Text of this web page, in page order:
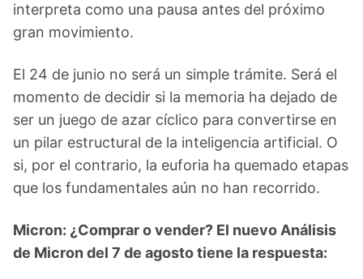
interpreta como una pausa antes del próximo
gran movimiento.
El 24 de junio no será un simple trámite. Será el
momento de decidir si la memoria ha dejado de
ser un juego de azar cíclico para convertirse en
un pilar estructural de la inteligencia artificial. O
si, por el contrario, la euforia ha quemado etapas
que los fundamentales aún no han recorrido.
Micron: ¿Comprar o vender? El nuevo Análisis
de Micron del 7 de agosto tiene la respuesta: